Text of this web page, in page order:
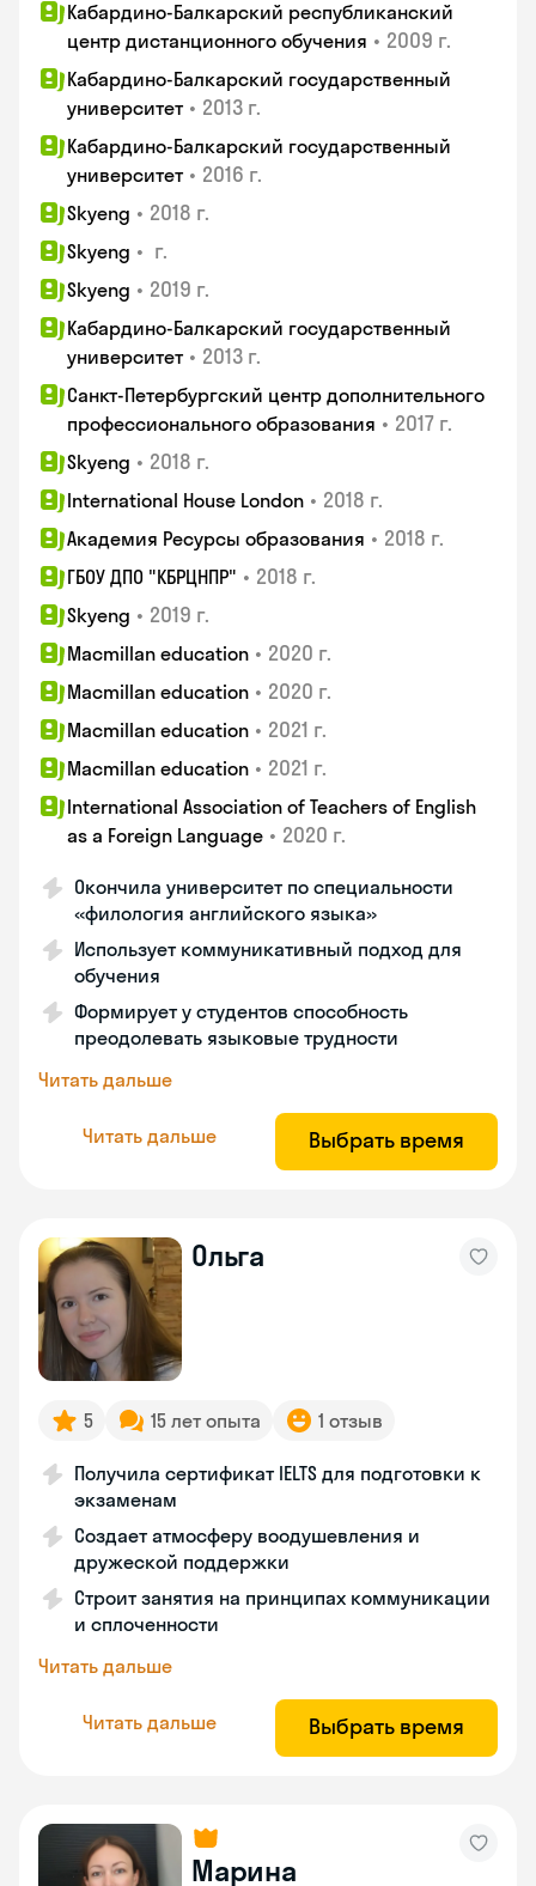
Кабардино-Балкарский республиканский
центр дистанционного обучения • 2009 г.
Кабардино-Балкарский государственный
университет • 2013 г.
Кабардино-Балкарский государственный
университет • 2016 г.
Skyeng • 2018 г.
Skyeng • г.
Skyeng • 2019 г.
Кабардино-Балкарский государственный
университет • 2013 г.
Санкт-Петербургский центр дополнительного
профессионального образования • 2017 г.
Skyeng • 2018 г.
International House London • 2018 г.
Академия Ресурсы образования • 2018 г.
ГБОУ ДПО "КБРЦНПР" • 2018 г.
Skyeng • 2019 г.
Macmillan education • 2020 г.
Macmillan education • 2020 г.
Macmillan education • 2021 г.
Macmillan education • 2021 г.
International Association of Teachers of English
as a Foreign Language • 2020 г.
Окончила университет по специальности
«филология английского языка»
Использует коммуникативный подход для
обучения
Формирует у студентов способность
преодолевать языковые трудности
Читать дальше
Читать дальше Выбрать время
Ольга
5 15 лет опыта 1 отзыв
Получила сертификат IELTS для подготовки к
экзаменам
Создает атмосферу воодушевления и
дружеской поддержки
Строит занятия на принципах коммуникации
и сплоченности
Читать дальше
Читать дальше Выбрать время
Марина